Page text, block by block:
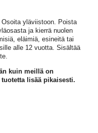
yläviistoon. Poista
ja kierrä nuolen
eläimiä, esineitä tai
alle 12 vuotta. Sisältää
kuin meillä on
lisää pikaisesti.